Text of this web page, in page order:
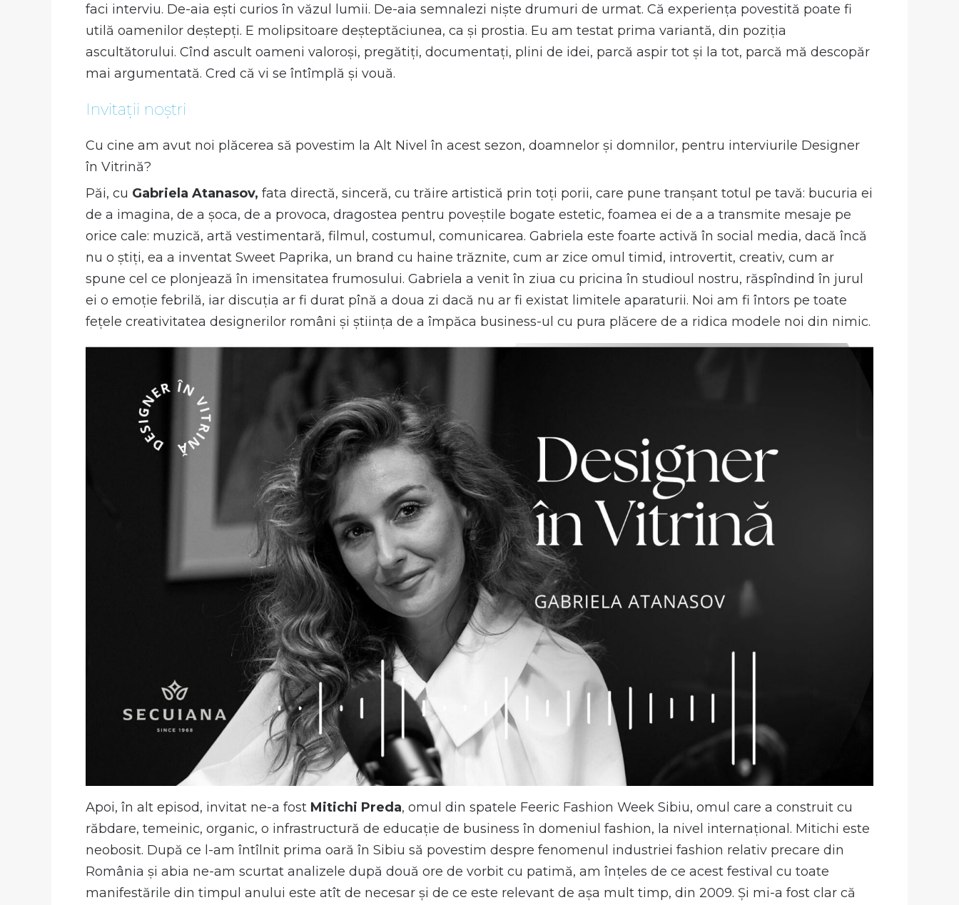
faci interviu. De-aia ești curios în văzul lumii. De-aia semnalezi niște drumuri de urmat. Că experiența povestită poate fi
utilă oamenilor deștepți. E molipsitoare deșteptăciunea, ca și prostia. Eu am testat prima variantă, din poziția
ascultătorului. Cînd ascult oameni valoroși, pregătiți, documentați, plini de idei, parcă aspir tot și la tot, parcă mă descopăr
mai argumentată. Cred că vi se întîmplă și vouă.
Invitații noștri
Cu cine am avut noi plăcerea să povestim la Alt Nivel în acest sezon, doamnelor și domnilor, pentru interviurile Designer
în Vitrină?
Păi, cu Gabriela Atanasov, fata directă, sinceră, cu trăire artistică prin toți porii, care pune tranșant totul pe tavă: bucuria ei
de a imagina, de a șoca, de a provoca, dragostea pentru poveștile bogate estetic, foamea ei de a a transmite mesaje pe
orice cale: muzică, artă vestimentară, filmul, costumul, comunicarea. Gabriela este foarte activă în social media, dacă încă
nu o știți, ea a inventat Sweet Paprika, un brand cu haine trăznite, cum ar zice omul timid, introvertit, creativ, cum ar
spune cel ce plonjează în imensitatea frumosului. Gabriela a venit în ziua cu pricina în studioul nostru, răspîndind în jurul
ei o emoție febrilă, iar discuția ar fi durat pînă a doua zi dacă nu ar fi existat limitele aparaturii. Noi am fi întors pe toate
fețele creativitatea designerilor români și știința de a împăca business-ul cu pura plăcere de a ridica modele noi din nimic.
Apoi, în alt episod, invitat ne-a fost Mitichi Preda, omul din spatele Feeric Fashion Week Sibiu, omul care a construit cu
răbdare, temeinic, organic, o infrastructură de educație de business în domeniul fashion, la nivel internațional. Mitichi este
neobosit. După ce l-am întîlnit prima oară în Sibiu să povestim despre fenomenul industriei fashion relativ precare din
România și abia ne-am scurtat analizele după două ore de vorbit cu patimă, am înțeles de ce acest festival cu toate
manifestările din timpul anului este atît de necesar și de ce este relevant de așa mult timp, din 2009. Și mi-a fost clar că